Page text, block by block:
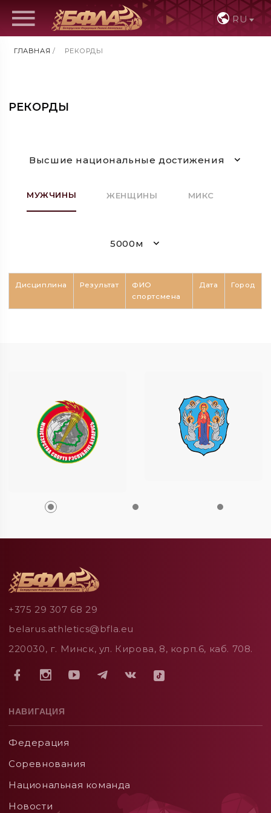
RU
ГЛАВНАЯ / РЕКОРДЫ
РЕКОРДЫ
Высшие национальные достижения
МУЖЧИНЫ ЖЕНЩИНЫ МИКС
5000м
Дисциплина Результат
ФИО
спортсмена
Дата Город
+375 29 307 68 29
belarus.athletics@bfla.eu
220030, г. Минск, ул. Кирова, 8, корп.6, каб. 708.
НАВИГАЦИЯ
Федерация
Соревнования
Национальная команда
Новости